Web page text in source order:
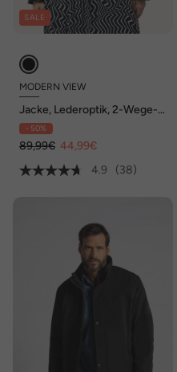
SALE
MODERN VIEW
Jacke, Lederoptik, 2-Wege-
Zipper, Schulterklappen
- 50%
89,99€ 44,99€
4.9
(38)